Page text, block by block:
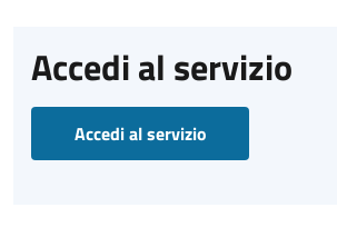
Accedi al servizio
Accedi al servizio